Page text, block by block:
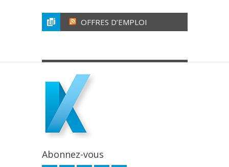
OFFRES D’EMPLOI
Abonnez-vous